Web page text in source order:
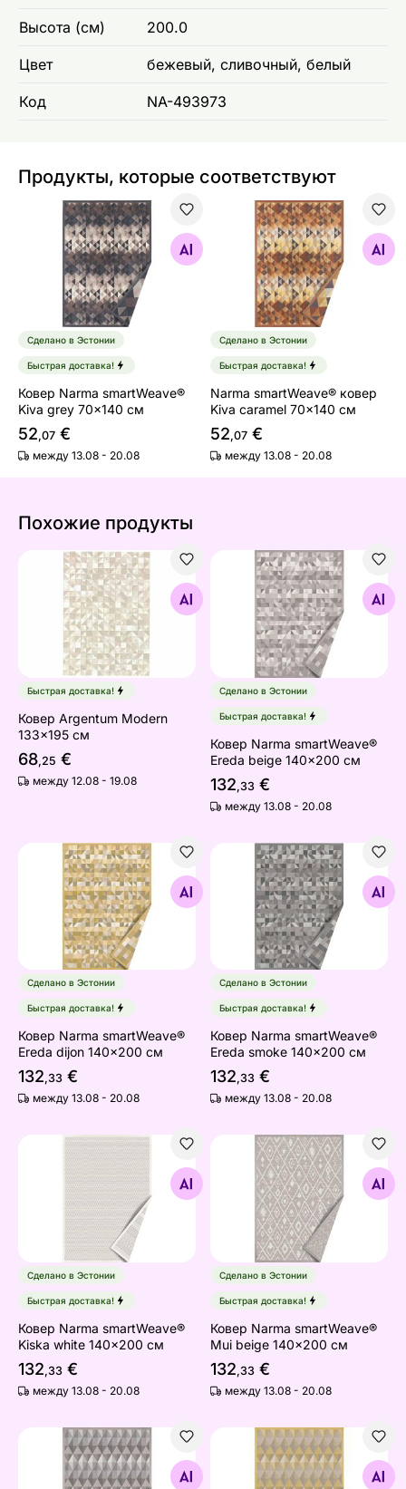
Высота (см) 200.0
Цвет бежевый, сливочный, белый
Код NA-493973
Продукты, которые соответствуют
Ковер Narma smartWeave® Kiva grey 70x140 см
Найдите похожие
Сделано в Эстонии
Быстрая доставка!
Ковер Narma smartWeave®
Kiva grey 70x140 см
52,07 €
между 13.08 - 20.08
Narma smartWeave®
Найдите похожие
Сделано в Эстонии
Быстрая доставка!
Narma smartWeave® ковер
Kiva caramel 70x140 см
52,07 €
между 13.08 - 20.08
Похожие продукты
Ковер Argentum Modern 133x195 см
Найдите похожие
Быстрая доставка!
Ковер Argentum Modern
133x195 см
68,25 €
между 12.08 - 19.08
Ковер Narma
Найдите похожие
Сделано в Эстонии
Быстрая доставка!
Ковер Narma smartWeave®
Ereda beige 140x200 см
132,33 €
между 13.08 - 20.08
Ковер Narma smartWeave® Ereda dijon 140x200 см
Найдите похожие
Сделано в Эстонии
Быстрая доставка!
Ковер Narma smartWeave®
Ereda dijon 140x200 см
132,33 €
между 13.08 - 20.08
Ковер Narma
Найдите похожие
Сделано в Эстонии
Быстрая доставка!
Ковер Narma smartWeave®
Ereda smoke 140x200 см
132,33 €
между 13.08 - 20.08
Ковер Narma smartWeave® Kiska white 140x200 см
Найдите похожие
Сделано в Эстонии
Быстрая доставка!
Ковер Narma smartWeave®
Kiska white 140x200 см
132,33 €
между 13.08 - 20.08
Ковер Narma
Найдите похожие
Сделано в Эстонии
Быстрая доставка!
Ковер Narma smartWeave®
Mui beige 140x200 см
132,33 €
между 13.08 - 20.08
Ковер Narma smartWeave® Norra beige 140x200 см
Найдите похожие
Ковер Narma
Найдите похожие